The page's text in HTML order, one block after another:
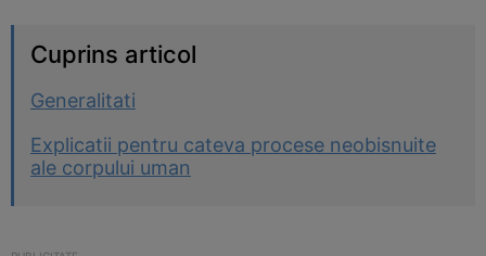
Cuprins articol
Generalitati
Explicatii pentru cateva procese neobisnuite
ale corpului uman